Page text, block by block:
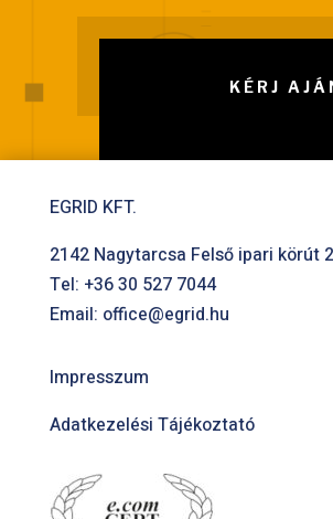
KÉRJ
EGRID KFT.
2142 Nagytarcsa Felső ipari körút
Tel: +36 30 527 7044
Email: office@egrid.hu
Impresszum
Adatkezelési Tájékoztató